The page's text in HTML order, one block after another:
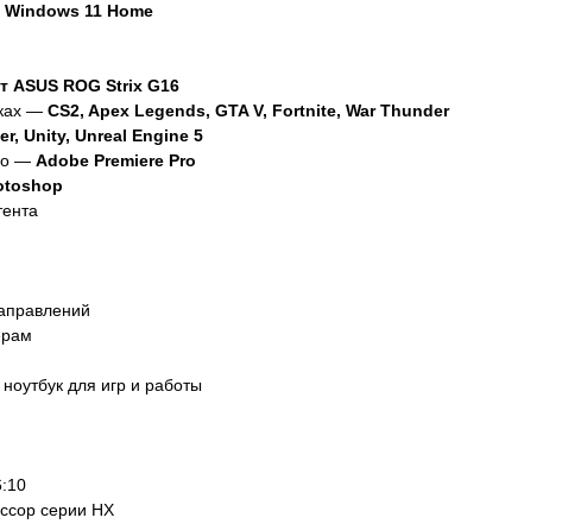
11 Home
ASUS ROG Strix G16
— CS2, Apex Legends, GTA V, Fortnite, War Thunder
Unity, Unreal Engine 5
— Adobe Premiere Pro
для игр и работы
серии HX